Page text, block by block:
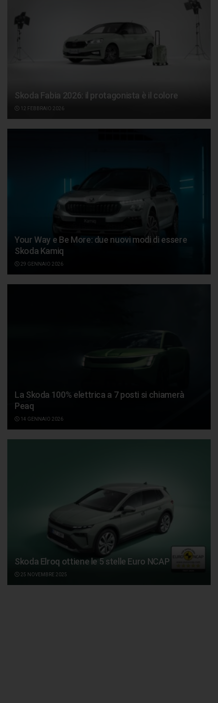
Skoda Fabia 2026: il protagonista è il colore
12 FEBBRAIO 2026
Your Way e Be More: due nuovi modi di essere
Skoda Kamiq
29 GENNAIO 2026
La Skoda 100% elettrica a 7 posti si chiamerà
Peaq
14 GENNAIO 2026
Skoda Elroq ottiene le 5 stelle Euro NCAP
25 NOVEMBRE 2025